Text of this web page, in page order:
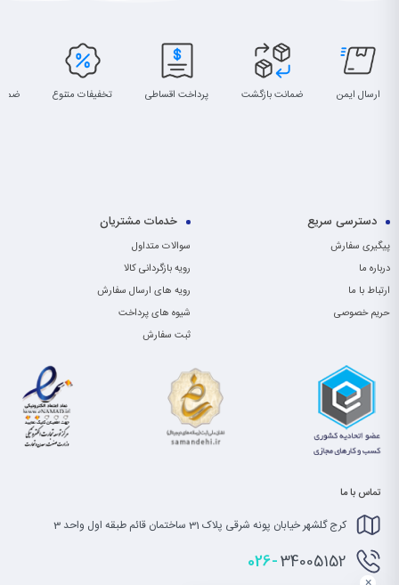
ارسال ایمن ضمانت بازگشت پرداخت اقساطی تخفیفات متنوع
دسترسی سریع
پیگیری سفارش
درباره ما
ارتباط با ما
حریم خصوصی
خدمات مشتریان
سوالات متداول
رویه بازگردانی کالا
رویه های ارسال سفارش
شیوه های پرداخت
ثبت سفارش
تماس با ما
کرج گلشهر خیابان پونه شرقی پلاک 31 ساختمان قائم طبقه اول واحد 3
026-34005152